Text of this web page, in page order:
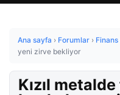
Ana sayfa › Forumlar › Finans
yeni zirve bekliyor
Kızıl